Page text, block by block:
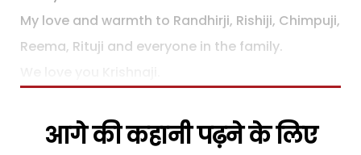
My love and warmth to Randhirji, Rishiji, Chimpuji,
Reema, Rituji and everyone in the family.
आगे की कहानी पढ़ने के लिए